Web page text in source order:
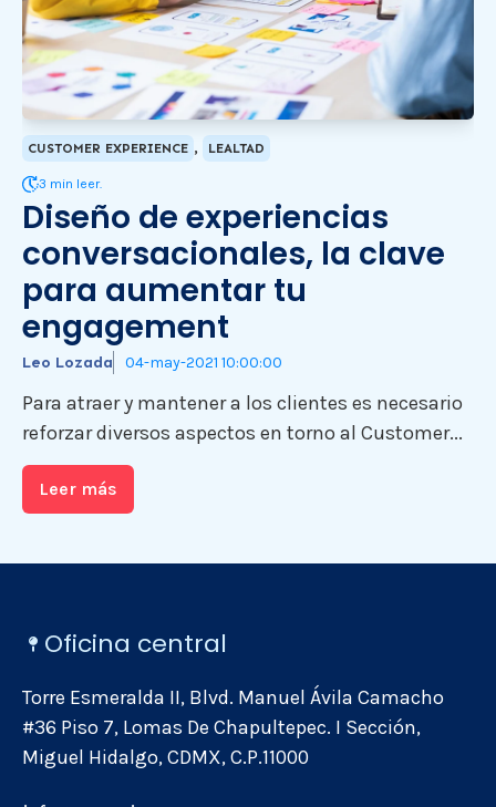
CUSTOMER EXPERIENCE , LEALTAD
3 min leer.
Diseño de experiencias
conversacionales, la clave
para aumentar tu
engagement
Leo Lozada 04-may-2021 10:00:00
Para atraer y mantener a los clientes es necesario
reforzar diversos aspectos en torno al Customer...
Leer más
Oficina central
Torre Esmeralda II, Blvd. Manuel Ávila Camacho
#36 Piso 7, Lomas De Chapultepec. I Sección,
Miguel Hidalgo, CDMX, C.P.11000